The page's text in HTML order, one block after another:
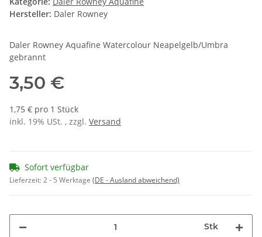
Hersteller: Daler Rowney
Daler Rowney Aquafine Watercolour Neapelgelb/Umbra
gebrannt
3,50 €
1,75 € pro 1 Stück
inkl. 19% USt. , zzgl. Versand
Sofort verfügbar
Lieferzeit:2 - 5 Werktage (DE - Ausland abweichend)
Stk